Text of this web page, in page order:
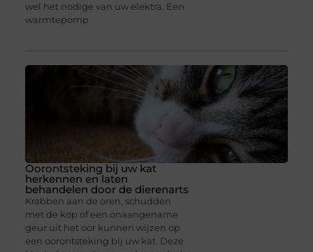
wel het nodige van uw elektra. Een
warmtepomp
Oorontsteking bij uw kat
herkennen en laten
behandelen door de dierenarts
Krabben aan de oren, schudden
met de kop of een onaangename
geur uit het oor kunnen wijzen op
een oorontsteking bij uw kat. Deze